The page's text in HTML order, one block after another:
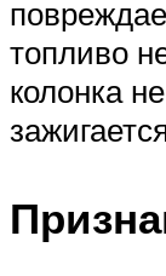
топливо
колонка